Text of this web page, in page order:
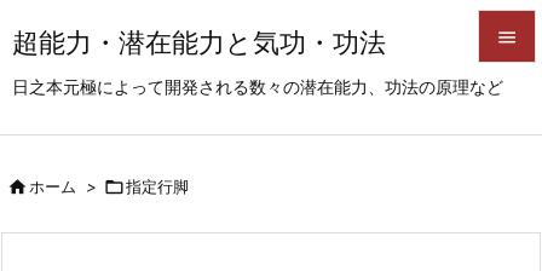
超能力・潜在能力と気功・功法
日之本元極によって開発される数々の潜在能力、功法の原理など


前へ
ホーム > 指定行脚